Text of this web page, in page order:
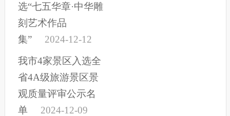
选“七五华章·中华雕
刻艺术作品
集”
2024-12-12
我市4家景区入选全
省4A级旅游景区景
观质量评审公示名
单
2024-12-09